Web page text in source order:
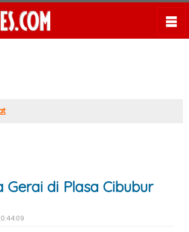
Gerai di Plasa Cibubur